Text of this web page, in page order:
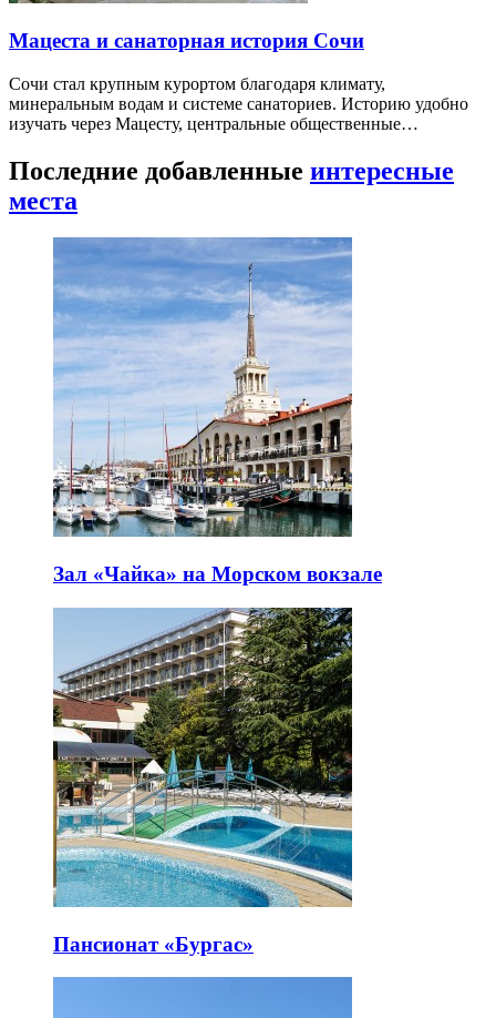
Мацеста и санаторная история Сочи
Сочи стал крупным курортом благодаря климату,
минеральным водам и системе санаториев. Историю удобно
изучать через Мацесту, центральные общественные…
Последние добавленные интересные
места
Зал «Чайка» на Морском вокзале
Пансионат «Бургас»